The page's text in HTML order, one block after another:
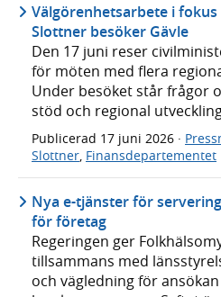
Välgörenhetsarbete i
Slottner besöker Gävle
Den 17 juni reser
för möten med flera
Under besöket står frågor
stöd och regional
Publicerad 17 juni 2026 ·
Slottner Finansdepartementet
Nya e-tjänster för
för företag
Regeringen ger
tillsammans med
och vägledning för